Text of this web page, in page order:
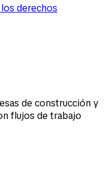
derechos
de construcción y
flujos de trabajo